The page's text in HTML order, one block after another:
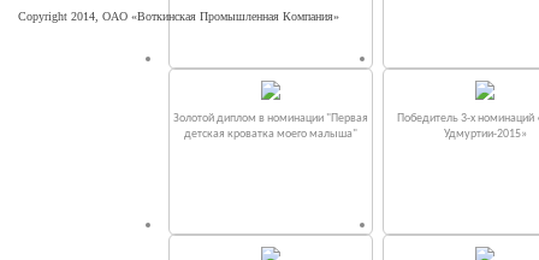
Золотой диплом в номинации "Первая
детская кроватка моего малыша"
Победитель 3-х номинаций
Удмуртии-2015»
Copyright 2014, ОАО «Воткинская Промышленная Компания»